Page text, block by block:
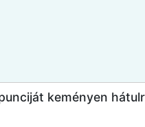
keményen